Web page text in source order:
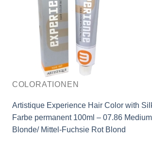
COLORATIONEN
Artistique Experience Hair Color with
Farbe permanent 100ml – 07.86
Blonde/ Mittel-Fuchsie Rot Blond